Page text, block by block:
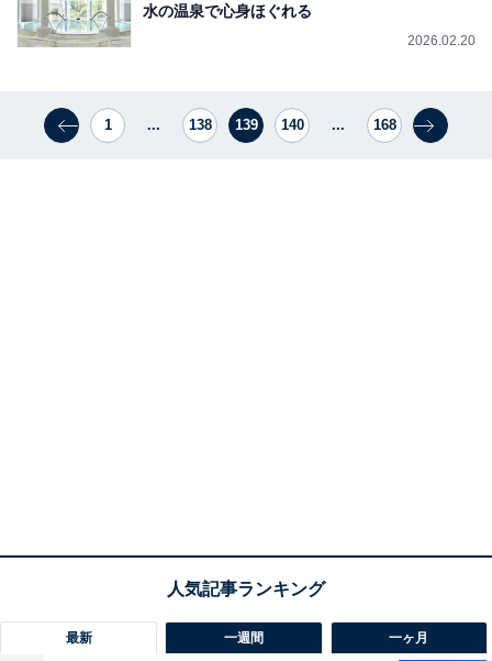
水の温泉で心身ほぐれる
2026.02.20
1 ... 138 139 140 ... 168
最新 一週間 一ヶ月